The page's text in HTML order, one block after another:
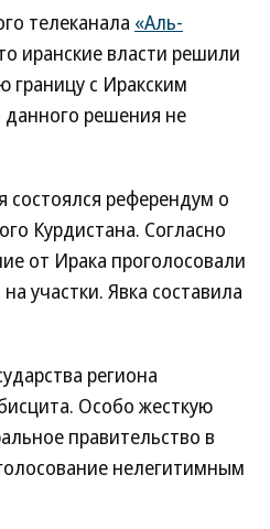
телеканала «Аль-
иранские власти решили
границу с Иракским
решения не
референдум о
Курдистана. Согласно
от Ирака проголосовали
участки. Явка составила
региона
Особо жесткую
правительство в
нелегитимным